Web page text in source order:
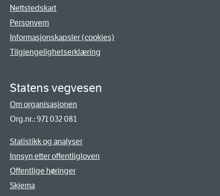
Nettstedskart
Personvern
Informasjonskapsler (cookies)
Tilgjengelighetserklæring
Statens vegvesen
Om organisasjonen
Org.nr.: 971 032 081
Statistikk og analyser
Innsyn etter offentligloven
Offentlige høringer
Skjema